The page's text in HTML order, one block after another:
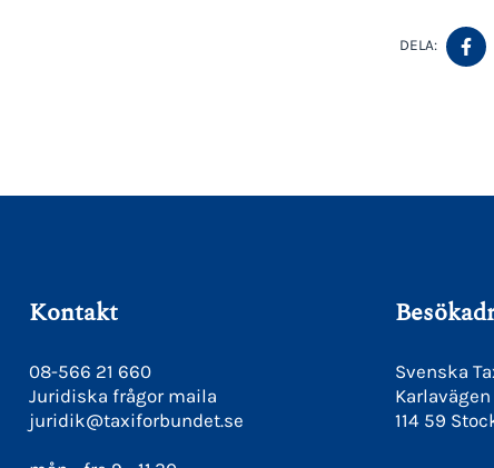
DELA:
Kontakt
08-566 21 660
Juridiska frågor maila
juridik@taxiforbundet.se
Svenska
114 59